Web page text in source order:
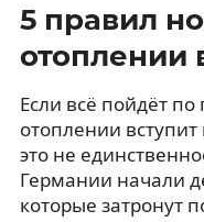
5 правил
отоплении
Если всё пойдёт
отоплении
это не
Германии начали
которые затронут